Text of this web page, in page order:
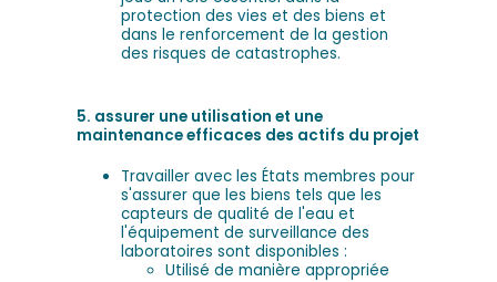
protection des vies et des biens et
dans le renforcement de la gestion
des risques de catastrophes.
5. assurer une utilisation et une
maintenance efficaces des actifs du projet
Travailler avec les États membres pour
s'assurer que les biens tels que les
capteurs de qualité de l'eau et
l'équipement de surveillance des
laboratoires sont disponibles :
Utilisé de manière appropriée